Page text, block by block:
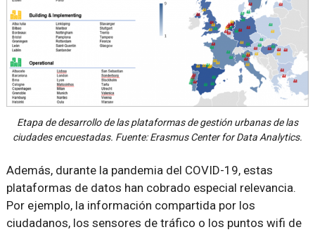
Etapa de desarrollo de las plataformas de gestión urbanas de las
ciudades encuestadas. Fuente: Erasmus Center for Data Analytics.
Además, durante la pandemia del COVID-19, estas
plataformas de datos han cobrado especial relevancia.
Por ejemplo, la información compartida por los
ciudadanos, los sensores de tráfico o los puntos wifi de